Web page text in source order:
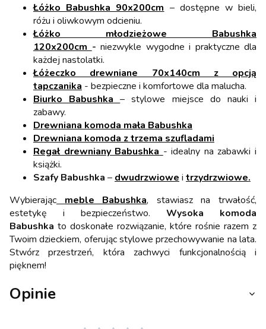
Łóżko Babushka 90x200cm – dostępne w bieli,
różu i oliwkowym odcieniu.
Łóżko młodzieżowe Babushka
120x200cm - niezwykle wygodne i praktyczne dla
każdej nastolatki.
Łóżeczko drewniane 70x140cm z opcją
tapczanika - bezpieczne i komfortowe dla malucha.
Biurko Babushka – stylowe miejsce do nauki i
zabawy.
Drewniana komoda mała Babushka
Drewniana komoda z trzema szufladami
Regał drewniany Babushka - idealny na zabawki i
książki.
Szafy Babushka – dwudrzwiowe i trzydrzwiowe.
Wybierając
meble Babushka, stawiasz na trwałość,
estetykę i bezpieczeństwo. Wysoka komoda
Babushka to doskonałe rozwiązanie, które rośnie razem z
Twoim dzieckiem, oferując stylowe przechowywanie na lata.
Stwórz przestrzeń, która zachwyci funkcjonalnością i
pięknem!
Opinie